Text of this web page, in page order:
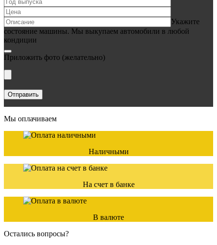
Укажите
состояние машины. Мы выкупаем автомобили в любой
кондиции
Приложить фото (желательно)
Мы оплачиваем
Наличными
На счет в банке
В валюте
Остались вопросы?